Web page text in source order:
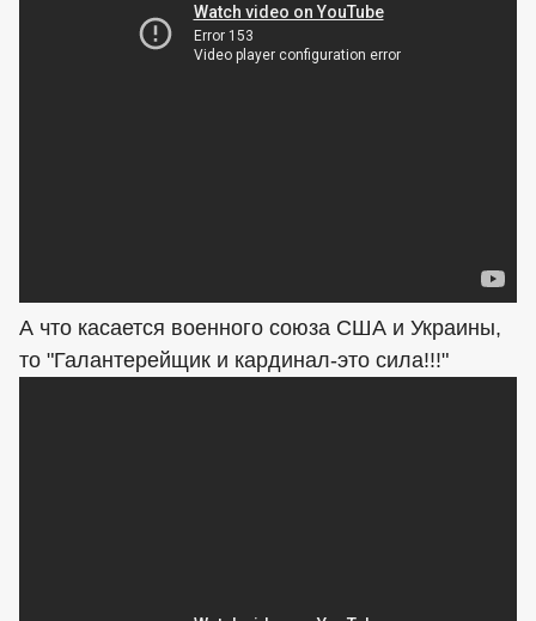
А что касается военного союза США и Украины,
то "Галантерейщик и кардинал-это сила!!!"